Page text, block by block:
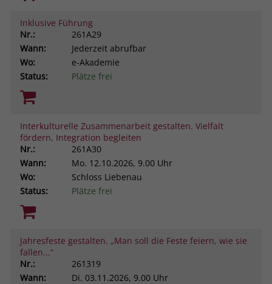
Inklusive Führung
Nr.:
261A29
Wann:
Jederzeit abrufbar
Wo:
e-Akademie
Status:
Plätze frei
Interkulturelle Zusammenarbeit gestalten. Vielfalt
fördern, Integration begleiten
Nr.:
261A30
Wann:
Mo. 12.10.2026, 9.00 Uhr
Wo:
Schloss Liebenau
Status:
Plätze frei
Jahresfeste gestalten. „Man soll die Feste feiern, wie sie
fallen...“
Nr.:
261319
Wann:
Di. 03.11.2026, 9.00 Uhr